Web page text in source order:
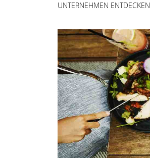
UNTERNEHMEN ENTDECKEN